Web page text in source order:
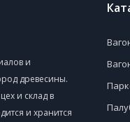
и
древесины.
и склад в
и хранится